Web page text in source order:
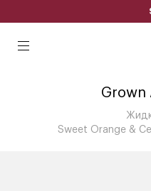
Grown
Sweet Orange &